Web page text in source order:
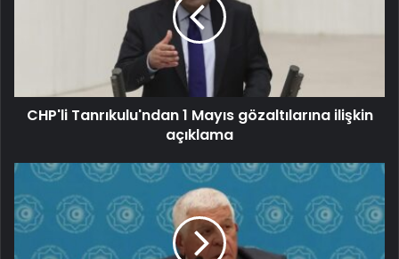
CHP'li Tanrıkulu'ndan 1 Mayıs gözaltılarına ilişkin
açıklama